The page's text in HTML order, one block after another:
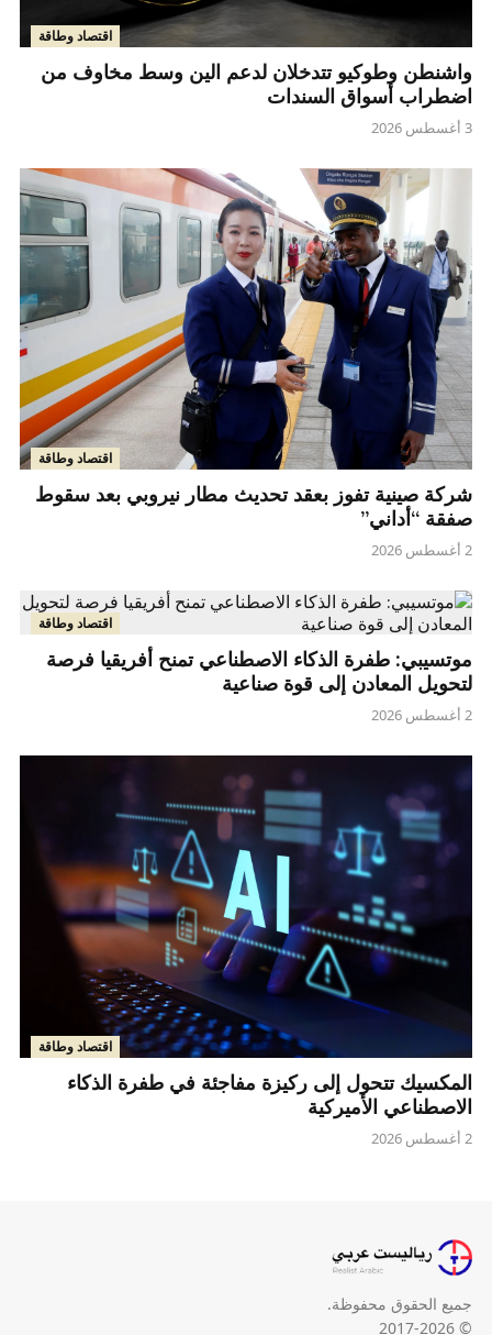
اقتصاد وطاقة
واشنطن وطوكيو تتدخلان لدعم الين وسط مخاوف من
اضطراب أسواق السندات
3 أغسطس 2026
اقتصاد وطاقة
شركة صينية تفوز بعقد تحديث مطار نيروبي بعد سقوط
صفقة “أداني”
2 أغسطس 2026
اقتصاد وطاقة
موتسيبي: طفرة الذكاء الاصطناعي تمنح أفريقيا فرصة
لتحويل المعادن إلى قوة صناعية
2 أغسطس 2026
اقتصاد وطاقة
المكسيك تتحول إلى ركيزة مفاجئة في طفرة الذكاء
الاصطناعي الأميركية
2 أغسطس 2026
جميع الحقوق محفوظة.
© 2017-2026